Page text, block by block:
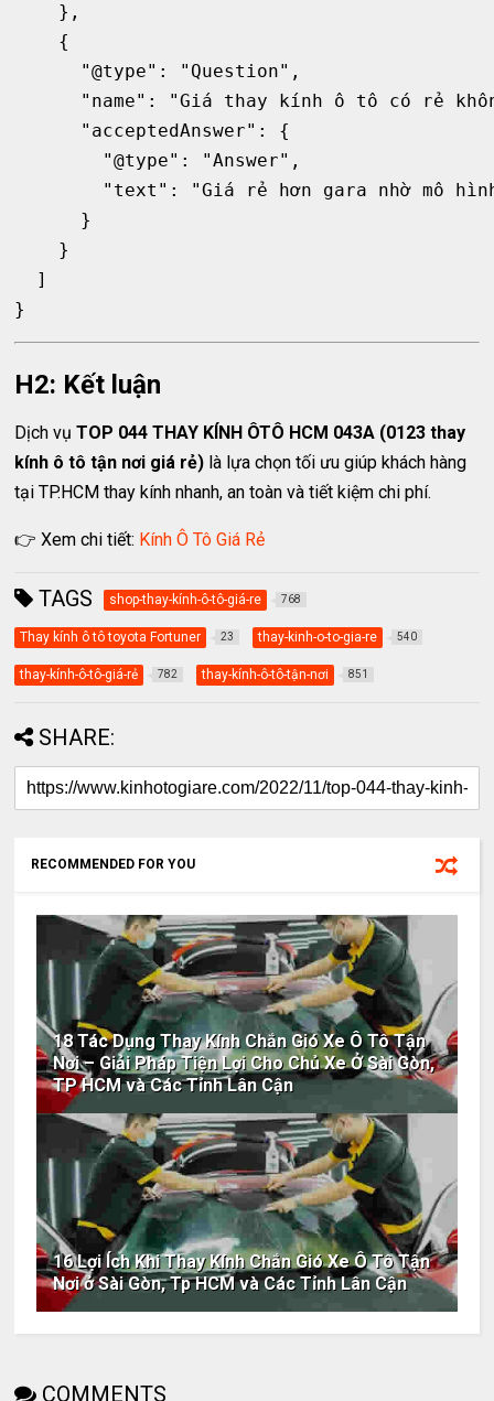
    },
    {
      "@type": "Question",
"name": "Giá thay kính ô tô có rẻ
      "acceptedAnswer": {
        "@type": "Answer",
"text": "Giá rẻ hơn gara nhờ mô
      }
    }
  ]
H2: Kết luận
Dịch vụTOP 044 THAY KÍNH ÔTÔ HCM 043A (0123 thay
kính ô tô tận nơi giá rẻ) là lựa chọn tối ưu giúp khách hàng
tại TP.HCM thay kính nhanh, an toàn và tiết kiệm chi phí.
👉 Xem chi tiết: Kính Ô Tô Giá Rẻ
TAGS shop-thay-kính-ô-tô-giá-re 768
Thay kính ô tô toyota Fortuner 23 thay-kinh-o-to-gia-re 540
thay-kính-ô-tô-giá-rẻ 782 thay-kính-ô-tô-tận-nơi 851
SHARE:
RECOMMENDED FOR YOU
18 Tác Dụng Thay Kính Chắn Gió Xe Ô Tô Tận
Nơi – Giải Pháp Tiện Lợi Cho Chủ Xe Ở Sài Gòn,
TP HCM và Các Tỉnh Lân Cận
16 Lợi Ích Khi Thay Kính Chắn Gió Xe Ô Tô Tận
Nơi ở Sài Gòn, Tp HCM và Các Tỉnh Lân Cận
COMMENTS